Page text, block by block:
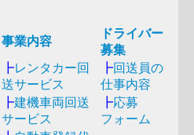
事業内容
ドライバー
募集
┣レンタカー回
送サービス
┣回送員の
仕事内容
┣建機車両回送
サービス
┣応募
フォーム